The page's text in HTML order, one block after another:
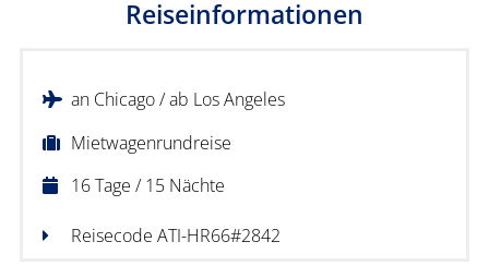
Reiseinformationen
an Chicago / ab Los Angeles
Mietwagenrundreise
16 Tage / 15 Nächte
Reisecode ATI-HR66#2842